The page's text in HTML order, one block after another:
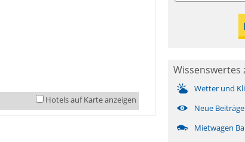
Hotels auf Karte anzeigen
Wissenswertes
Wetter und
Neue
Mietwagen